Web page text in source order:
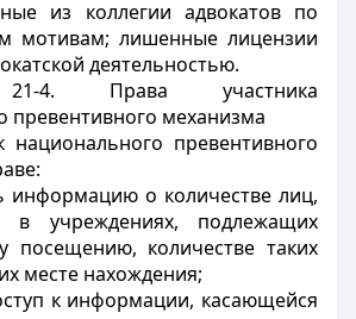
из коллегии адвокатов по
мотивам; лишенные лицензии
деятельностью.
4. Права участника
превентивного механизма
национального превентивного
информацию о количестве лиц,
в учреждениях, подлежащих
посещению, количестве таких
месте нахождения;
к информации, касающейся